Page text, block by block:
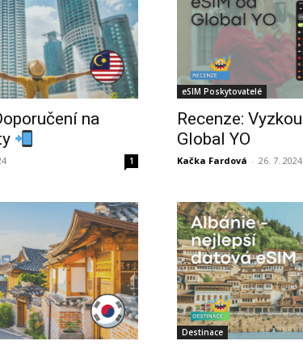
na
1
eSIM Poskytovatelé
Recenze:
Global YO
Kačka Fardová - 26. 7. 2024
Destinace